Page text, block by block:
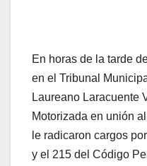
En horas de la tarde
en el Tribunal
Laureano Laracuente
Motorizada en unión
le radicaron cargos
y el 215 del Código